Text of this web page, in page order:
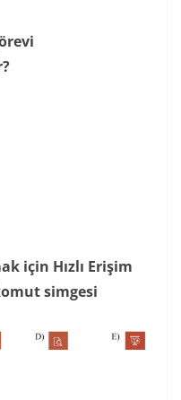
için Hızlı Erişim
simgesi